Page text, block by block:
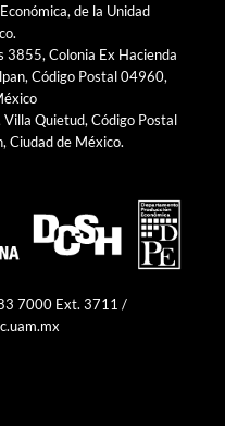
de la Unidad
3855, Colonia Ex Hacienda
Código Postal 04960,
Quietud, Código Postal
Ciudad de México.
7000 Ext. 3711 /